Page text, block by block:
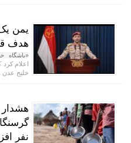
یمن
هدف
«باشگاه
اعلام
خلیج عدن
هشدار
نفر